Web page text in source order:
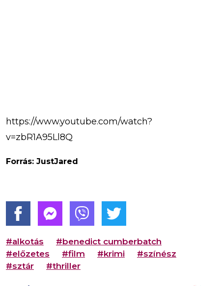
https://www.youtube.com/watch?
v=zbR1A95Ll8Q
Forrás: JustJared
#alkotás
#benedict cumberbatch
#előzetes
#film #krimi
#színész
#sztár
#thriller